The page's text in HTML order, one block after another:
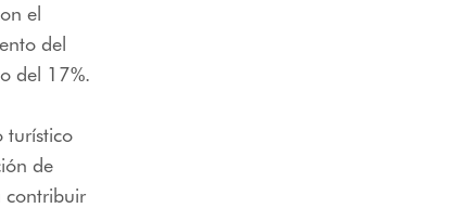
el
del
del 17%.
turístico
de
contribuir